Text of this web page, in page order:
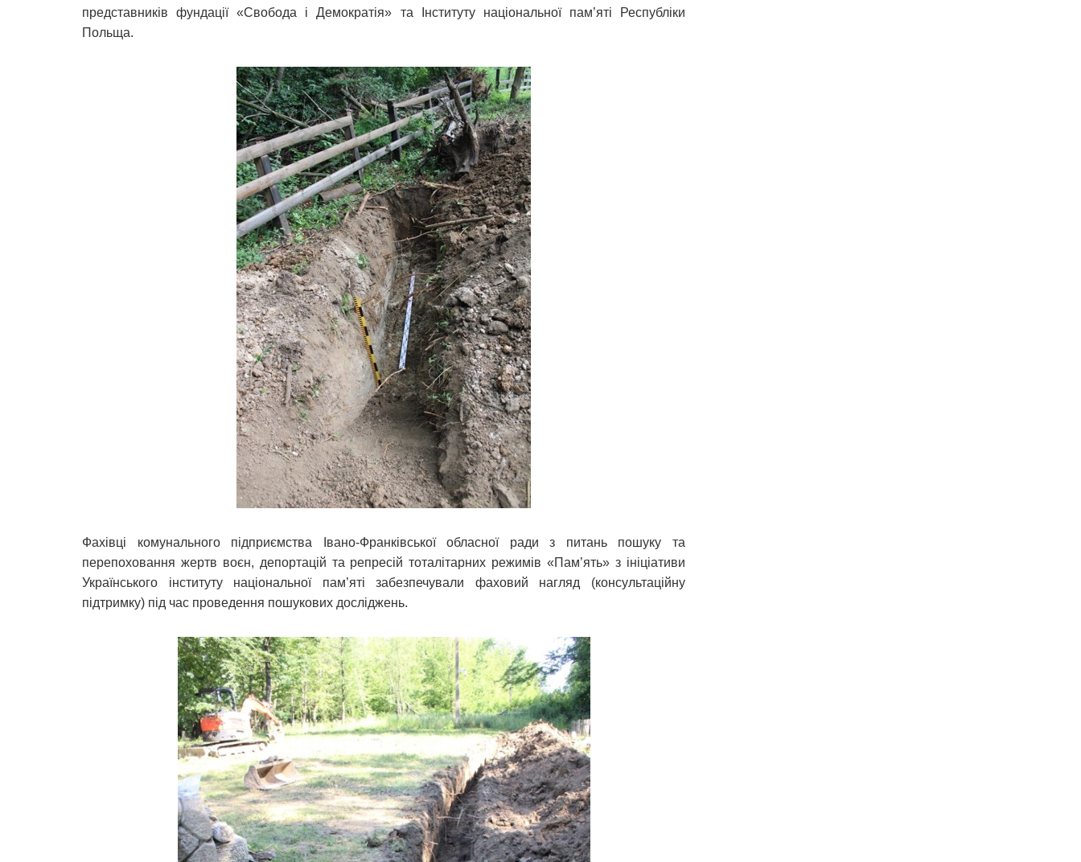
представників фундації «Свобода і Демократія» та Інституту національної пам’яті Республіки
Польща.
Фахівці комунального підприємства Івано-Франківської обласної ради з питань пошуку та
перепоховання жертв воєн, депортацій та репресій тоталітарних режимів «Пам’ять» з ініціативи
Українського інституту національної пам’яті забезпечували фаховий нагляд (консультаційну
підтримку) під час проведення пошукових досліджень.